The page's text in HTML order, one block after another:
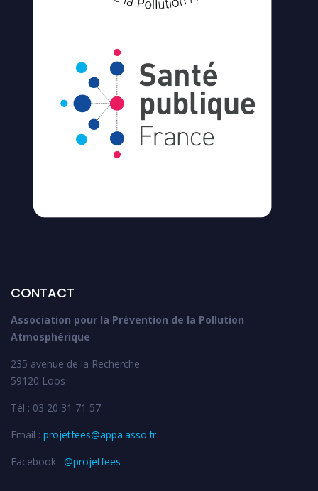
CONTACT
Association pour la Prévention de la Pollution
Atmosphérique
235 avenue de la Recherche
59120 Loos
Tél : 03 20 31 71 57
Email : projetfees@appa.asso.fr
Facebook : @projetfees